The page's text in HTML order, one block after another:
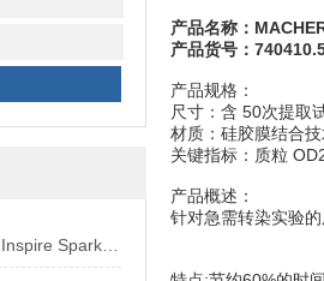
产品名称：
产品货号：
产品规格：
尺寸：含 50次提取
材质：硅胶膜结合
关键指标：质粒
产品概述：
针对急需转染实验